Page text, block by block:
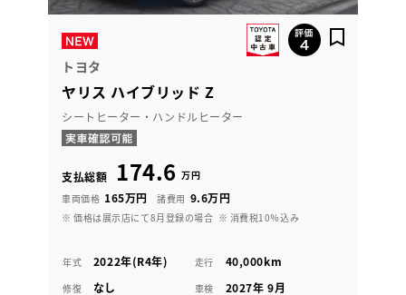
トヨタ
ヤリス ハイブリッド Z
シートヒーター・ハンドルヒーター
支払総額 174.6 万円
車両価格 165万円 諸費用 9.6万円
※ 価格は展示店にて8月登録の場合 ※ 消費税10％込み
年式 2022年(R4年) 走行 40,000km
修復 なし 車検 2027年 9月